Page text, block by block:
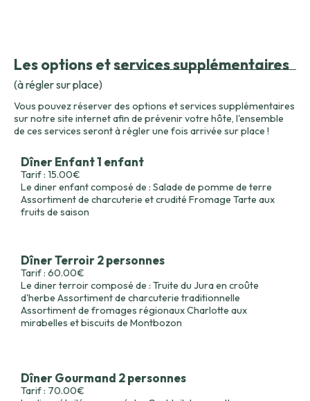
Les options et services supplémentaires
(à régler sur place)
Vous pouvez réserver des options et services supplémentaires
sur notre site internet afin de prévenir votre hôte, l'ensemble
de ces services seront à régler une fois arrivée sur place !
Dîner Enfant 1 enfant
Tarif : 15.00€
Le diner enfant composé de : Salade de pomme de terre
Assortiment de charcuterie et crudité Fromage Tarte aux
fruits de saison
Dîner Terroir 2 personnes
Tarif : 60.00€
Le diner terroir composé de : Truite du Jura en croûte
d'herbe Assortiment de charcuterie traditionnelle
Assortiment de fromages régionaux Charlotte aux
mirabelles et biscuits de Montbozon
Dîner Gourmand 2 personnes
Tarif : 70.00€